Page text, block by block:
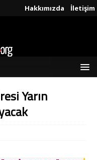
Hakkımızda İletişim
Yarın